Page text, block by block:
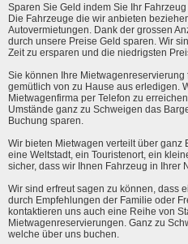
Sparen Sie Geld indem Sie Ihr
Die Fahrzeuge die wir anbieten
Autovermietungen. Dank der grossen
durch unsere Preise Geld sparen. Wir
Zeit zu ersparen und die niedrigsten
Sie können Ihre
gemütlich von zu Hause aus erledigen.
Mietwagenfirma per Telefon zu
Umstände ganz zu Schweigen das
Buchung sparen.
Wir bieten Mietwagen verteilt über ganz
eine Weltstadt, ein Touristenort, ein
sicher, dass wir Ihnen Fahrzeug in Ihrer
Wir sind erfreut sagen zu können, dass
durch Empfehlungen der Familie oder
kontaktieren uns auch eine Reihe von
Mietwagenreservierungen. Ganz zu
welche über uns buchen.